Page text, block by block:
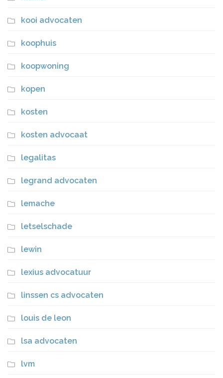
kooi advocaten
koophuis
koopwoning
kopen
kosten
kosten advocaat
legalitas
legrand advocaten
lemache
letselschade
lewin
lexius advocatuur
linssen cs advocaten
louis de leon
lsa advocaten
lvm